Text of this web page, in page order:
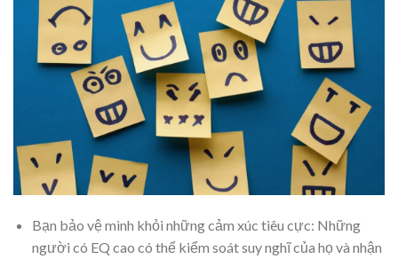
Bạn bảo vệ mình khỏi những cảm xúc tiêu cực: Những
người có EQ cao có thể kiểm soát suy nghĩ của họ và nhận